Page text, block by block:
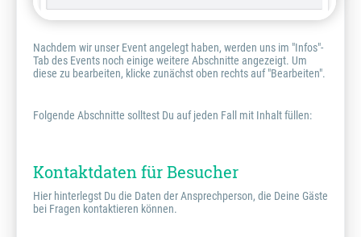
Nachdem wir unser Event angelegt haben, werden uns im "Infos"-
Tab des Events noch einige weitere Abschnitte angezeigt. Um
diese zu bearbeiten, klicke zunächst oben rechts auf "Bearbeiten".
Folgende Abschnitte solltest Du auf jeden Fall mit Inhalt füllen:
Kontaktdaten für Besucher
Hier hinterlegst Du die Daten der Ansprechperson, die Deine Gäste
bei Fragen kontaktieren können.